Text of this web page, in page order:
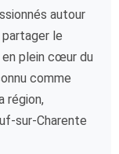
autour
partager le
plein cœur du
comme
région,
sur-Charente